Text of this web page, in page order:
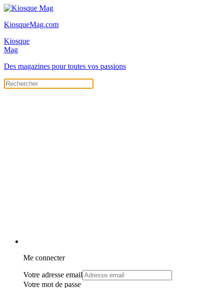
KiosqueMag.com
Kiosque
Mag
Des magazines pour toutes vos passions
Me connecter
Votre adresse email
Votre mot de passe